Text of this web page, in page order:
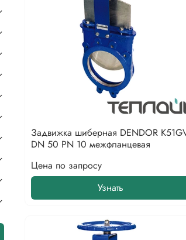
Задвижка шиберная DENDOR
DN 50 PN 10 межфланцевая
Цена по запросу
Узнать